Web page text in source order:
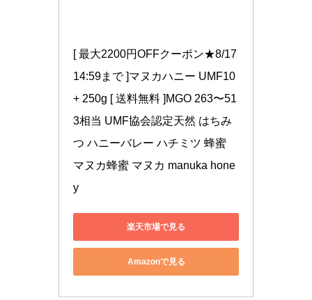
[ 最大2200円OFFクーポン★8/17
14:59まで ]マヌカハニー UMF10
+ 250g [ 送料無料 ]MGO 263〜51
3相当 UMF協会認定天然 はちみ
つ ハニーバレー ハチミツ 蜂蜜
マヌカ蜂蜜 マヌカ manuka hone
y
楽天市場で見る
Amazonで見る